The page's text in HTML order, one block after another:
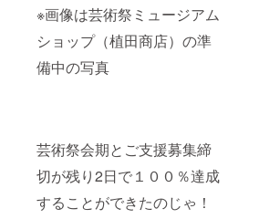
※画像は芸術祭ミュージアム
ショップ（植田商店）の準
備中の写真
芸術祭会期とご支援募集締
切が残り2日で１００％達成
することができたのじゃ！